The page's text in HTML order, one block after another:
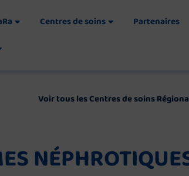
Centres de soins
Partenaires
Voir tous les Centres de soins